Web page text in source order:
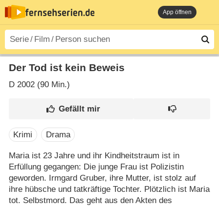
App öffnen
Der Tod ist kein Beweis
D2002 (90 Min.)
Krimi Drama
Maria ist 23 Jahre und ihr Kindheitstraum ist in
Erfüllung gegangen: Die junge Frau ist Polizistin
geworden. Irmgard Gruber, ihre Mutter, ist stolz auf
ihre hübsche und tatkräftige Tochter. Plötzlich ist Maria
tot. Selbstmord. Das geht aus den Akten des